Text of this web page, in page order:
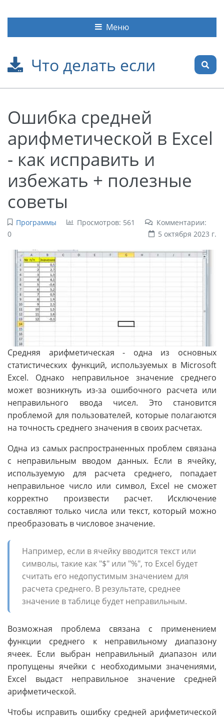
Что делать если
Меню
Ошибка средней
арифметической в Excel
- как исправить и
избежать + полезные
советы
Программы Просмотров: 561
Комментарии:
0
5 октября 2023 г.
Средняя арифметическая - одна из основных
статистических функций, используемых в Microsoft
Excel. Однако неправильное значение среднего
может возникнуть из-за ошибочного расчета или
неправильного ввода чисел. Это становится
проблемой для пользователей, которые полагаются
на точность среднего значения в своих расчетах.
Одна из самых распространенных проблем связана
с неправильным вводом данных. Если в ячейку,
используемую для расчета среднего, попадает
неправильное число или символ, Excel не сможет
корректно произвести расчет. Исключение
составляют только числа или текст, который можно
преобразовать в числовое значение.
Например, если в ячейку вводится текст или
символы, такие как "$" или "%", то Excel будет
считать его недопустимым значением для
расчета среднего. В результате, среднее
значение в таблице будет неправильным.
Возможная проблема связана с применением
функции среднего к неправильному диапазону
ячеек. Если выбран неправильный диапазон или
пропущены ячейки с необходимыми значениями,
Excel выдаст неправильное значение средней
арифметической.
Чтобы исправить ошибку средней арифметической